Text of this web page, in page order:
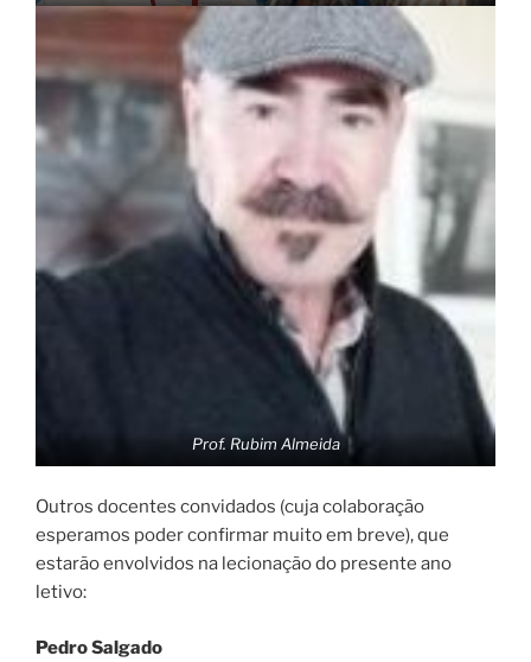
Prof. Rubim Almeida
Outros docentes convidados (cuja colaboração
esperamos poder confirmar muito em breve), que
estarão envolvidos na lecionação do presente ano
letivo:
Pedro Salgado